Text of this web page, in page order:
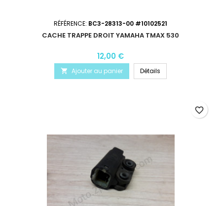
RÉFÉRENCE: BC3-28313-00 #10102521
CACHE TRAPPE DROIT YAMAHA TMAX 530
12,00 €
 Ajouter au panier Détails
favorite_border